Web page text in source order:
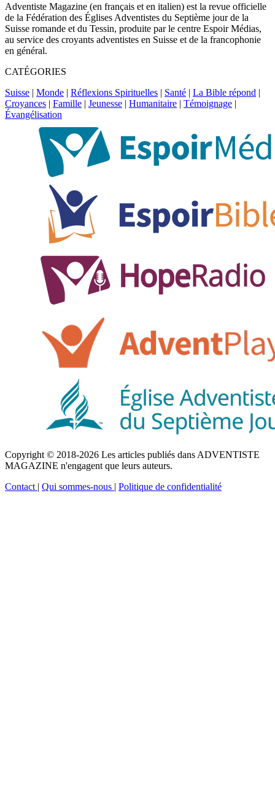
Adventiste Magazine (en français et en italien) est la revue officielle
de la Fédération des Églises Adventistes du Septième jour de la
Suisse romande et du Tessin, produite par le centre Espoir Médias,
au service des croyants adventistes en Suisse et de la francophonie
en général.
CATÉGORIES
Suisse | Monde | Réflexions Spirituelles | Santé | La Bible répond |
Croyances | Famille | Jeunesse | Humanitaire | Témoignage |
Évangélisation
Copyright © 2018-2026 Les articles publiés dans ADVENTISTE
MAGAZINE n'engagent que leurs auteurs.
Contact | Qui sommes-nous | Politique de confidentialité